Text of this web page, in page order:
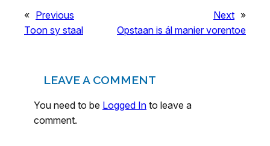
« Previous
Toon sy staal
Next »
Opstaan is ál manier vorentoe
LEAVE A COMMENT
You need to be Logged In to leave a
comment.